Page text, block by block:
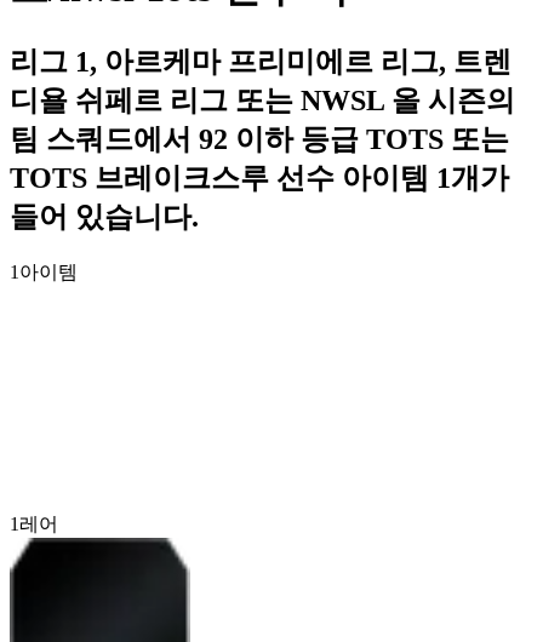
리그 1, 아르케마 프리미에르 리그, 트렌
디욜 쉬페르 리그 또는 NWSL 올 시즌의
팀 스쿼드에서 92 이하 등급 TOTS 또는
TOTS 브레이크스루 선수 아이템 1개가
들어 있습니다.
1 아이템
1 레어